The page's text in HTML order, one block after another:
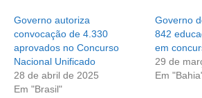
Governo autoriza
convocação de 4.330
aprovados no Concurso
Nacional Unificado
28 de abril de 2025
Em "Brasil"
Governo
842
em
29 de
Em